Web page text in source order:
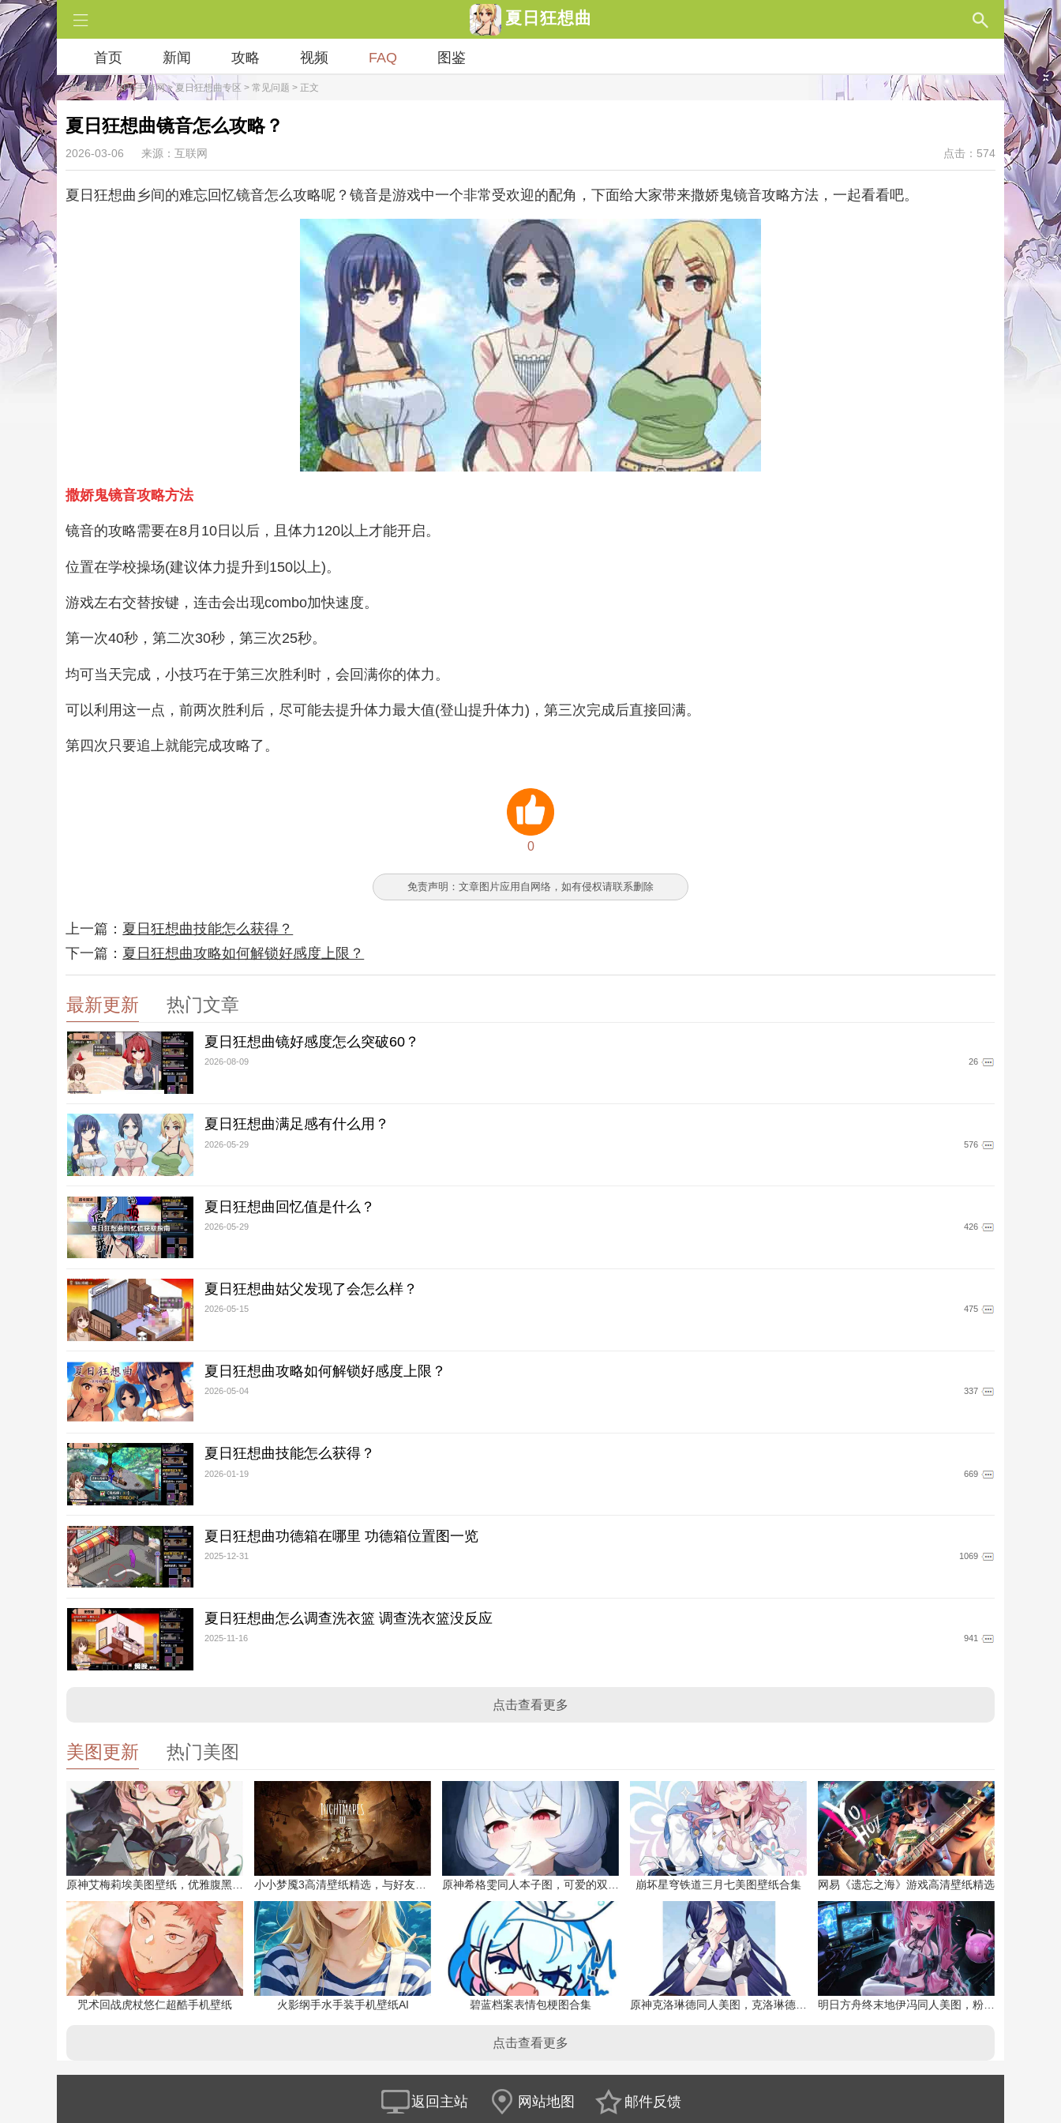
夏日狂想曲
首页 新闻 攻略 视频 FAQ 图鉴
当前位置：RPG手游网>夏日狂想曲专区 > 常见问题 > 正文
夏日狂想曲镜音怎么攻略？
2026-03-06 来源：互联网 点击：574
夏日狂想曲乡间的难忘回忆镜音怎么攻略呢？镜音是游戏中一个非常受欢迎的配角，下面给大家带来撒娇鬼镜音攻略方法，一起看看吧。
撒娇鬼镜音攻略方法
镜音的攻略需要在8月10日以后，且体力120以上才能开启。
位置在学校操场(建议体力提升到150以上)。
游戏左右交替按键，连击会出现combo加快速度。
第一次40秒，第二次30秒，第三次25秒。
均可当天完成，小技巧在于第三次胜利时，会回满你的体力。
可以利用这一点，前两次胜利后，尽可能去提升体力最大值(登山提升体力)，第三次完成后直接回满。
第四次只要追上就能完成攻略了。
0
免责声明：文章图片应用自网络，如有侵权请联系删除
上一篇： 夏日狂想曲技能怎么获得？
下一篇： 夏日狂想曲攻略如何解锁好感度上限？
最新更新 热门文章
夏日狂想曲镜好感度怎么突破60？
2026-08-09 26
夏日狂想曲满足感有什么用？
2026-05-29 576
夏日狂想曲回忆值是什么？
2026-05-29 426
夏日狂想曲姑父发现了会怎么样？
2026-05-15 475
夏日狂想曲攻略如何解锁好感度上限？
2026-05-04 337
夏日狂想曲技能怎么获得？
2026-01-19 669
夏日狂想曲功德箱在哪里 功德箱位置图一览
2025-12-31 1069
夏日狂想曲怎么调查洗衣篮 调查洗衣篮没反应
2025-11-16 941
点击查看更多
美图更新 热门美图
原神艾梅莉埃美图壁纸，优雅腹黑眼镜娘 小小梦魇3高清壁纸精选，与好友一同面对恐惧 原神希格雯同人本子图，可爱的双马尾 崩坏星穹铁道三月七美图壁纸合集 网易《遗忘之海》游戏高清壁纸精选
咒术回战虎杖悠仁超酷手机壁纸 火影纲手水手装手机壁纸AI 碧蓝档案表情包梗图合集 原神克洛琳德同人美图，克洛琳德战败会怎样 明日方舟终末地伊冯同人美图，粉毛恶魔伊冯
点击查看更多
返回主站 网站地图 邮件反馈